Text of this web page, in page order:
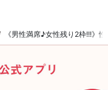
《男性満席♪女性残り2枠!!!》